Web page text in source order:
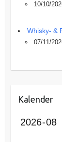
10/10/
Whisky- &
07/11/
Kalender